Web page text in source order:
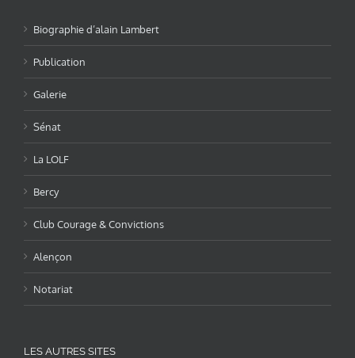
Biographie d’alain Lambert
Publication
Galerie
Sénat
La LOLF
Bercy
Club Courage & Convictions
Alençon
Notariat
LES AUTRES SITES